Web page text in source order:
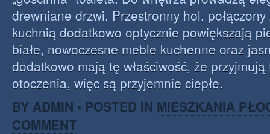
drewniane drzwi. Przestronny hol,
kuchnią dodatkowo optycznie powiększają
białe, nowoczesne meble kuchenne oraz
dodatkowo mają tę właściwość, że
otoczenia, więc są przyjemnie ciepłe.
BY ADMIN • POSTED IN MIESZKANIA
COMMENT